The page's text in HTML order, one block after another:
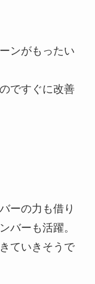
ンがもったい
ですぐに改善
ーの力も借り
バーも活躍。
ていきそうで